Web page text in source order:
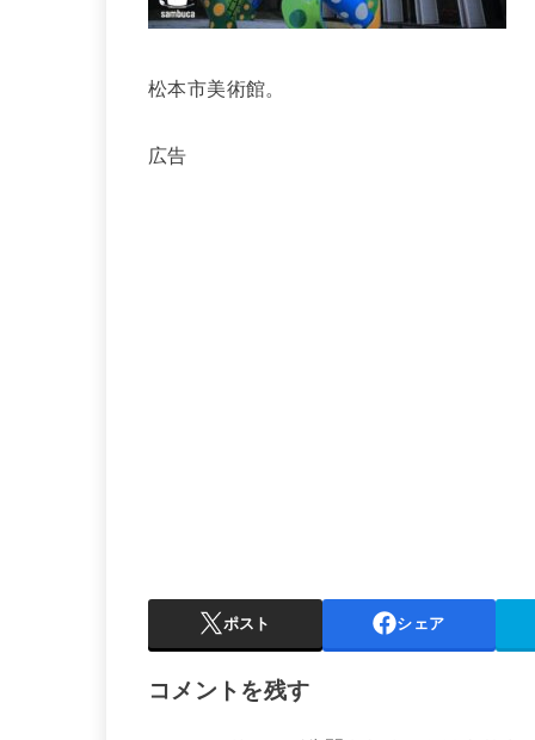
松本市美術館。
広告
ポスト シェア
コメントを残す